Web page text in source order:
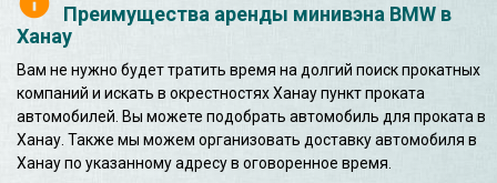
Преимущества аренды минивэна BMW в
Ханау
Вам не нужно будет тратить время на долгий поиск прокатных
компаний и искать в окрестностях Ханау пункт проката
автомобилей. Вы можете подобрать автомобиль для проката в
Ханау. Также мы можем организовать доставку автомобиля в
Ханау по указанному адресу в оговоренное время.